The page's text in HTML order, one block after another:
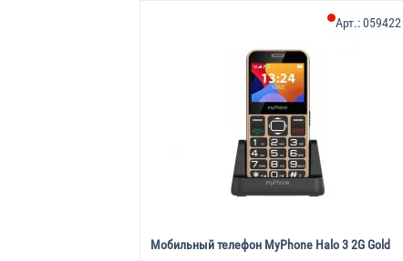
Мобильный телефон MyPhone Halo 3 2G Gold
Арт.:059422